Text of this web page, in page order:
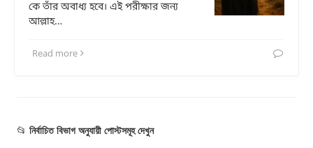
কে তাঁর অবাধ্য হবে। এই পরীক্ষার জন্য
আল্লাহ…
Read more
📂 নির্বাচিত বিভাগ অনুযায়ী পোস্টসমূহ দেখুন